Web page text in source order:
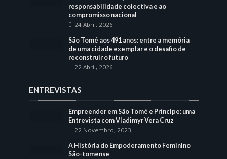
responsabilidade colectiva e ao
compromisso nacional
24 Abril, 2026
São Tomé aos 491 anos: entre a memória
de uma cidade exemplar e o desafio de
reconstruir o futuro
22 Abril, 2026
ENTREVISTAS
Empreender em São Tomé e Príncipe: uma
Entrevista com Vladimyr Vera Cruz
22 Novembro, 2023
A História do Empoderamento Feminino
São-tomense